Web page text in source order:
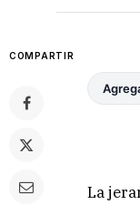
COMPARTIR
La